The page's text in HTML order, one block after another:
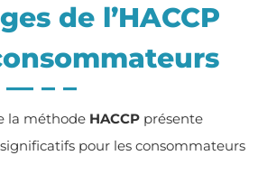
de l’HACCP
la méthode HACCP présente
pour les consommateurs